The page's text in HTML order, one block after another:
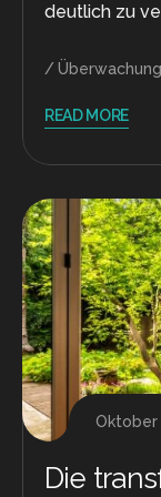
deutlich zu
Überwachung
READ MORE
Oktober
Die